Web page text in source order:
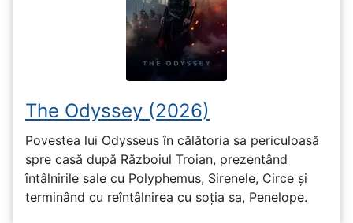
The Odyssey (2026)
Povestea lui Odysseus în călătoria sa periculoasă
spre casă după Războiul Troian, prezentând
întâlnirile sale cu Polyphemus, Sirenele, Circe și
terminând cu reîntâlnirea cu soția sa, Penelope.